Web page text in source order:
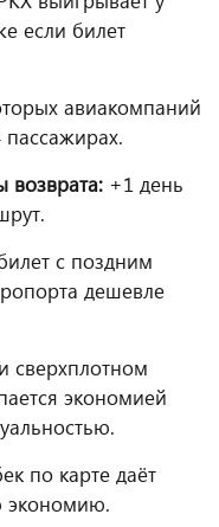
если билет
авиакомпаний
возврата: +1 день
с поздним
дешевле
сверхплотном
экономией
по карте даёт
экономию.